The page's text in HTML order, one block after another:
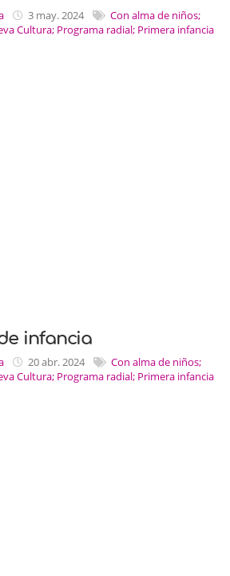
3 may. 2024
Con alma de niños;
Cultura; Programa radial; Primera infancia
infancia
20 abr. 2024
Con alma de niños;
Cultura; Programa radial; Primera infancia